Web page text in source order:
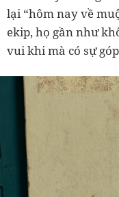
lại “hôm nay về
ekip, họ gần như
vui khi mà có sự